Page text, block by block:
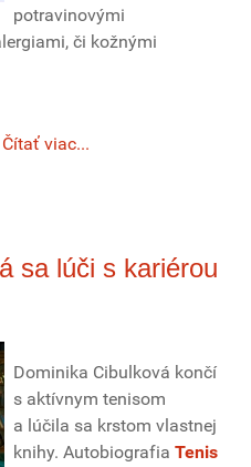
potravinovými
či kožnými
Čítať viac...
sa lúči s kariérou
Dominika Cibulková končí
s aktívnym tenisom
a lúčila sa krstom vlastnej
knihy. Autobiografia Tenis